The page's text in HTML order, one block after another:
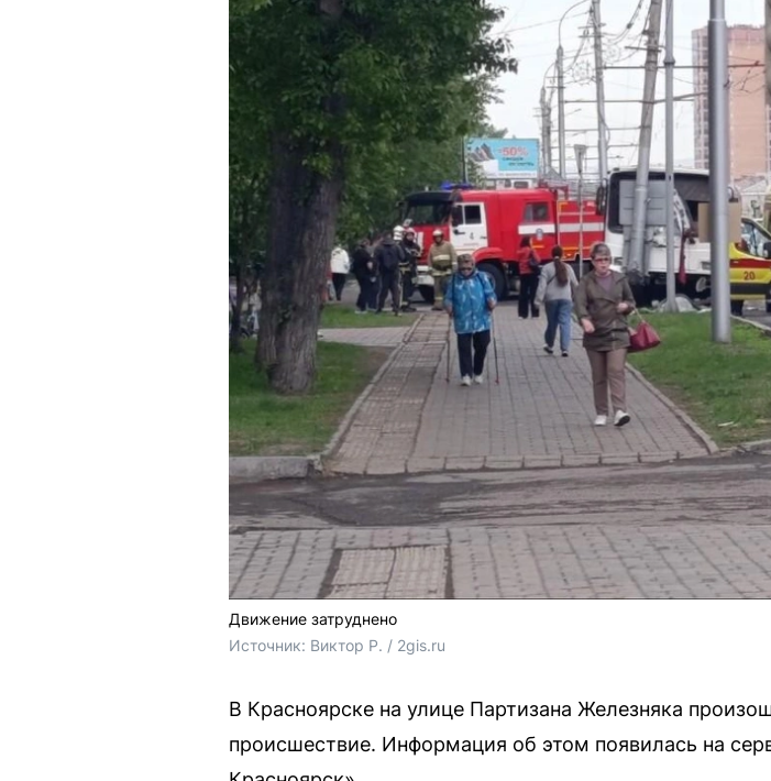
Движение затруднено
Источник: Виктор Р. / 2gis.ru
В Красноярске на улице Партизана Железняка
происшествие. Информация об этом появилась на